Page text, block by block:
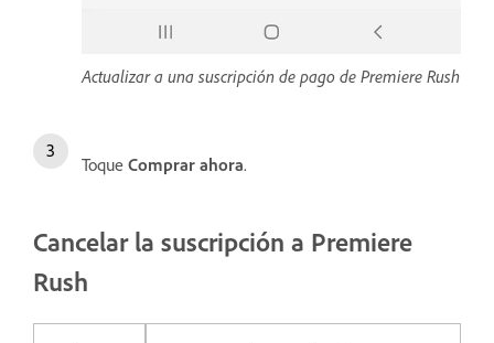
Actualizar a una suscripción de pago de Premiere Rush
Toque Comprar ahora.
Cancelar la suscripción a Premiere
Rush